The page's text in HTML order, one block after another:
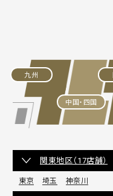
中国・四国
九州
関東地区（17店舗）
東京 埼玉 神奈川